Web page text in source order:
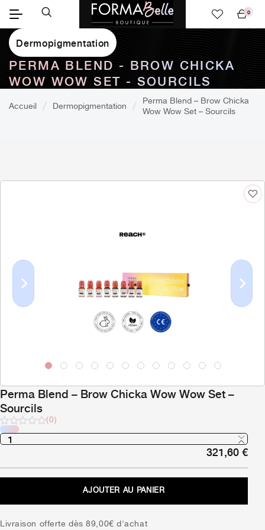
panier
0
Dermopigmentation
PERMA BLEND - BROW CHICKA
WOW WOW SET - SOURCILS
Accueil Dermopigmentation
Perma Blend – Brow Chicka
Wow Wow Set – Sourcils
Previous Next
Perma Blend – Brow Chicka Wow Wow Set –
Sourcils
Note
sur
(0)
321,60€
AJOUTER AU PANIER
Livraison offerte dès 89,00€ d'achat